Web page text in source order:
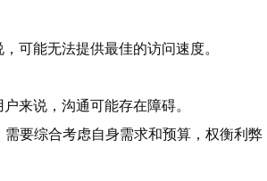
可能无法提供最佳的访问速度。
来说，沟通可能存在障碍。
要综合考虑自身需求和预算，权衡利弊